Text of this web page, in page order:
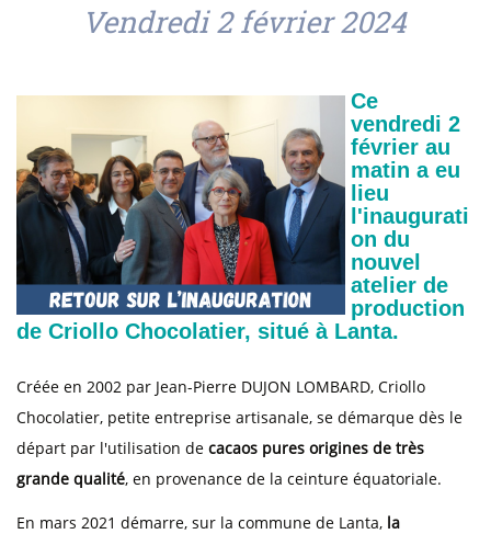
Vendredi 2 février 2024
Ce
vendredi 2
février au
matin a eu
lieu
l'inaugurati
on du
nouvel
atelier de
production
de Criollo Chocolatier, situé à Lanta.
Créée en 2002 par Jean-Pierre DUJON LOMBARD, Criollo
Chocolatier, petite entreprise artisanale, se démarque dès le
départ par l'utilisation de cacaos pures origines de très
grande qualité, en provenance de la ceinture équatoriale.
En mars 2021 démarre, sur la commune de Lanta, la